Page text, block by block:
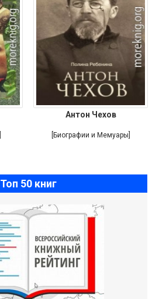
Антон Чехов
[Биографии и Мемуары]
Топ 50 книг